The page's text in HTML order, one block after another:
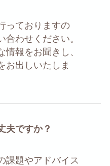
っておりますの
合わせください。
情報をお聞きし、
お出しいたしま
夫ですか？
課題やアドバイス